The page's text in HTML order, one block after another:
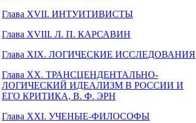
Глава XVII. ИНТУИТИВИСТЫ
Глава XVIII. Л. П. КАРСАВИН
Глава XIX. ЛОГИЧЕСКИЕ ИССЛЕДОВАНИЯ
Глава XX. ТРАНСЦЕНДЕНТАЛЬНО-
ЛОГИЧЕСКИЙ ИДЕАЛИЗМ В РОССИИ И
ЕГО КРИТИКА, В. Ф. ЭРН
Глава XXI. УЧЕНЫЕ-ФИЛОСОФЫ